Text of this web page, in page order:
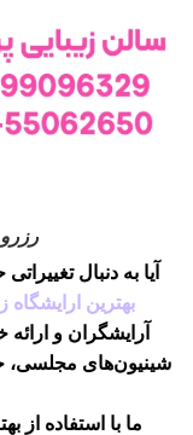
آیا به دنبال
بهترین ارایشگاه
آرایشگران و
شینیون‌های مجلسی،
ما با استفاده از